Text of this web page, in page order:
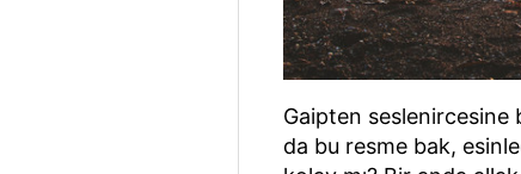
Gaipten seslenircesine
da bu resme bak,